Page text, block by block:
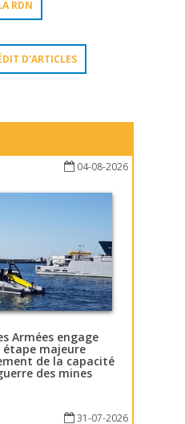
RDN
D'ARTICLES
04-08-2026
Armées engage
étape majeure
de la capacité
des mines
31-07-2026